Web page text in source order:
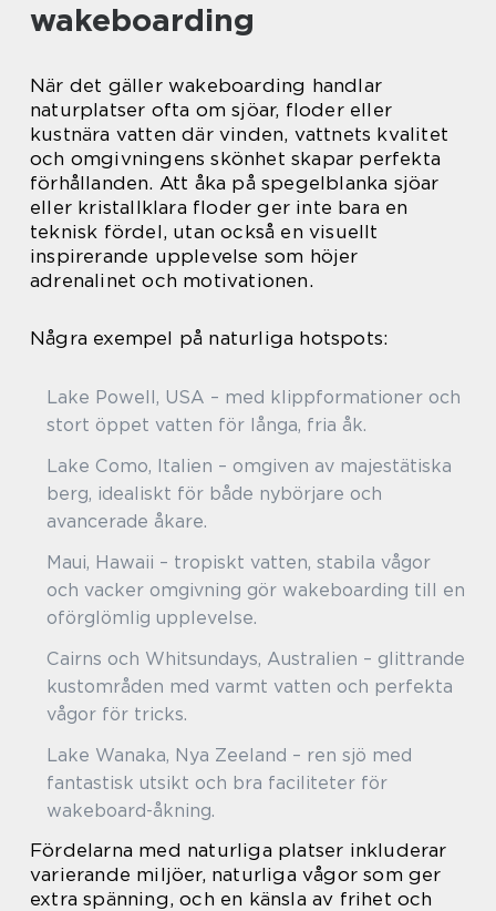
wakeboarding
När det gäller wakeboarding handlar
naturplatser ofta om sjöar, floder eller
kustnära vatten där vinden, vattnets kvalitet
och omgivningens skönhet skapar perfekta
förhållanden. Att åka på spegelblanka sjöar
eller kristallklara floder ger inte bara en
teknisk fördel, utan också en visuellt
inspirerande upplevelse som höjer
adrenalinet och motivationen.
Några exempel på naturliga hotspots:
Lake Powell, USA – med klippformationer och
stort öppet vatten för långa, fria åk.
Lake Como, Italien – omgiven av majestätiska
berg, idealiskt för både nybörjare och
avancerade åkare.
Maui, Hawaii – tropiskt vatten, stabila vågor
och vacker omgivning gör wakeboarding till en
oförglömlig upplevelse.
Cairns och Whitsundays, Australien – glittrande
kustområden med varmt vatten och perfekta
vågor för tricks.
Lake Wanaka, Nya Zeeland – ren sjö med
fantastisk utsikt och bra faciliteter för
wakeboard-åkning.
Fördelarna med naturliga platser inkluderar
varierande miljöer, naturliga vågor som ger
extra spänning, och en känsla av frihet och